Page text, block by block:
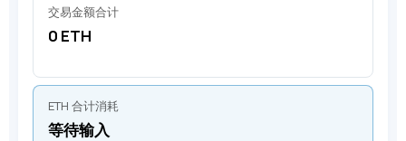
交易金额合计
0 ETH
ETH 合计消耗
等待输入